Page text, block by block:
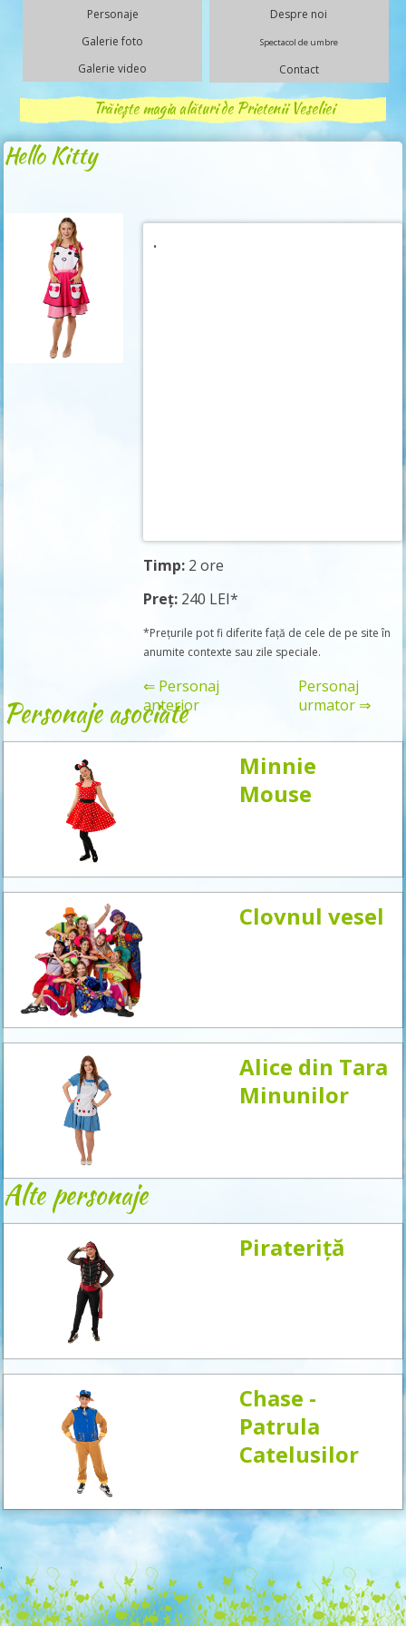
Personaje
Galerie foto
Galerie video
Despre noi
Spectacol de umbre
Contact
Trăiește magia alături de Prietenii Veseliei
Hello Kitty
.
Timp: 2 ore
Preț: 240 LEI*
*Prețurile pot fi diferite față de cele de pe site în
anumite contexte sau zile speciale.
Rezervă
⇐ Personaj
anterior
Personaj
urmator ⇒
Personaje asociate
Minnie
Mouse
Clovnul vesel
Alice din Tara
Minunilor
Alte personaje
Pirateriță
Chase -
Patrula
Catelusilor